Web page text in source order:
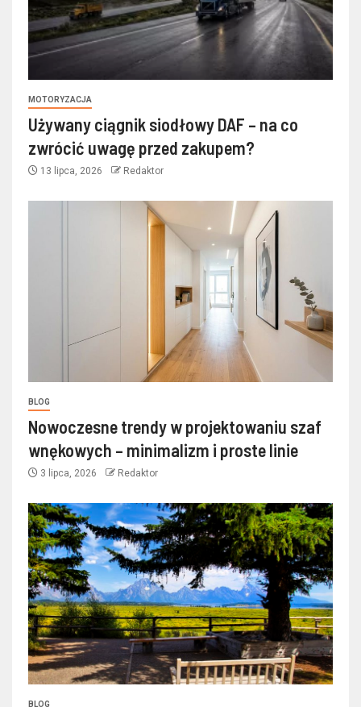
MOTORYZACJA
Używany ciągnik siodłowy DAF – na co
zwrócić uwagę przed zakupem?
13 lipca, 2026 Redaktor
BLOG
Nowoczesne trendy w projektowaniu szaf
wnękowych – minimalizm i proste linie
3 lipca, 2026 Redaktor
BLOG